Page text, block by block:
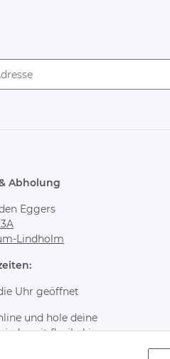
Abholung
Eggers
Lindholm
Uhr geöffnet
und hole deine
jederzeit flexibel im